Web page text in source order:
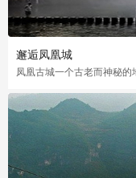
邂逅凤凰城